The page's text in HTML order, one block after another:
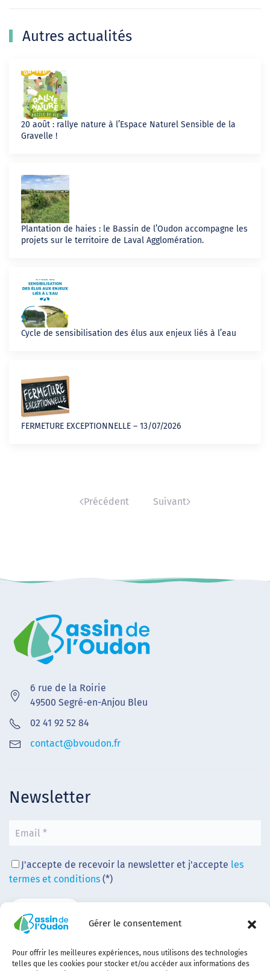
Gérer le consentement
Pour offrir les meilleures expériences, nous utilisons des technologies
telles que les cookies pour stocker et/ou accéder aux informations des
Autres actualités
20 août : rallye nature à l’Espace Naturel Sensible de la
Gravelle !
Plantation de haies : le Bassin de l’Oudon accompagne les
projets sur le territoire de Laval Agglomération.
Cycle de sensibilisation des élus aux enjeux liés à l’eau
FERMETURE EXCEPTIONNELLE – 13/07/2026
Précédent Suivant
6 rue de la Roirie
49500 Segré-en-Anjou Bleu
02 41 92 52 84
contact@bvoudon.fr
Newsletter
J'accepte de recevoir la newsletter et j'accepte les
termes et conditions (*)